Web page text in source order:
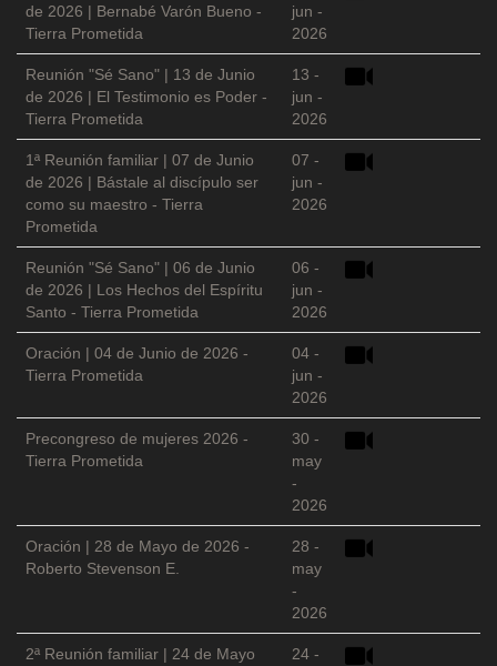
de 2026 | Bernabé Varón Bueno -
Tierra Prometida
jun -
2026
Reunión "Sé Sano" | 13 de Junio
de 2026 | El Testimonio es Poder -
Tierra Prometida
13 -
jun -
2026
1ª Reunión familiar | 07 de Junio
de 2026 | Bástale al discípulo ser
como su maestro - Tierra
Prometida
07 -
jun -
2026
Reunión "Sé Sano" | 06 de Junio
de 2026 | Los Hechos del Espíritu
Santo - Tierra Prometida
06 -
jun -
2026
Oración | 04 de Junio de 2026 -
Tierra Prometida
04 -
jun -
2026
Precongreso de mujeres 2026 -
Tierra Prometida
30 -
may
-
2026
Oración | 28 de Mayo de 2026 -
Roberto Stevenson E.
28 -
may
-
2026
2ª Reunión familiar | 24 de Mayo
24 -